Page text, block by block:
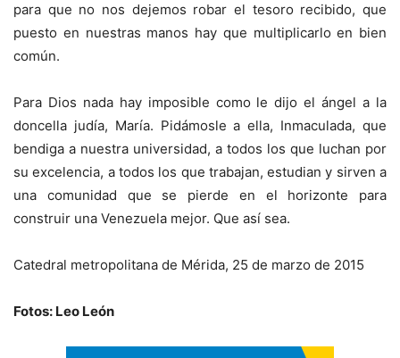
para que no nos dejemos robar el tesoro recibido, que
puesto en nuestras manos hay que multiplicarlo en bien
común.
Para Dios nada hay imposible como le dijo el ángel a la
doncella judía, María. Pidámosle a ella, Inmaculada, que
bendiga a nuestra universidad, a todos los que luchan por
su excelencia, a todos los que trabajan, estudian y sirven a
una comunidad que se pierde en el horizonte para
construir una Venezuela mejor. Que así sea.
Catedral metropolitana de Mérida, 25 de marzo de 2015
Fotos: Leo León